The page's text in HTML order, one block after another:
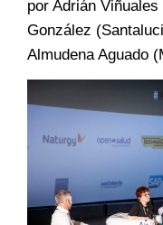
por Adrián
González
Almudena Aguado